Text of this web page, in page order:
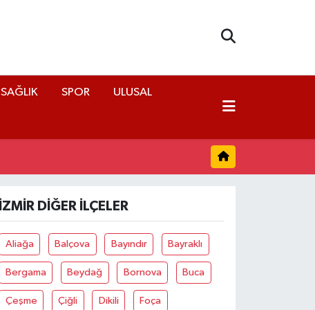
SAĞLIK SPOR ULUSAL
İZMIR DIĞER İLÇELER
Aliağa Balçova Bayındır Bayraklı
Bergama Beydağ Bornova Buca
Çeşme Çiğli Dikili Foça